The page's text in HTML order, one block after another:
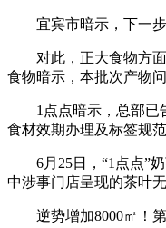
宜宾市暗示，下一步
对此，正大食物方面
食物暗示，本批次产物
1点点暗示，总部已告
食材效期办理及标签规
6月25日，“1点点”奶
中涉事门店呈现的茶叶
逆势增加8000㎡！第